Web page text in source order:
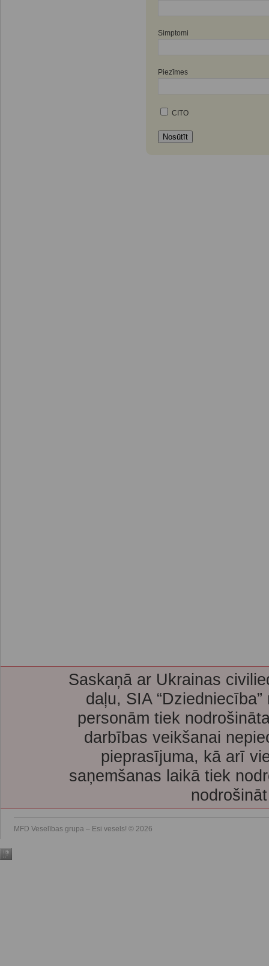
Simptomi
Piezīmes
CITO
Nosūtīt
Saskaņā ar Ukrainas
daļu, SIA
personām tiek
darbības veikšanai
pieprasījuma, kā arī
saņemšanas laikā tiek
MFD Veselības grupa – Esi vesels! © 2026